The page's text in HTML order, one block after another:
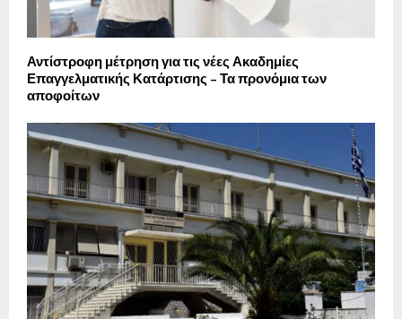
Αντίστροφη μέτρηση για τις νέες Ακαδημίες
Επαγγελματικής Κατάρτισης – Τα προνόμια των
αποφοίτων